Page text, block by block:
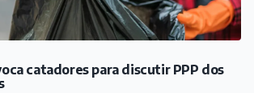
catadores para discutir PPP dos